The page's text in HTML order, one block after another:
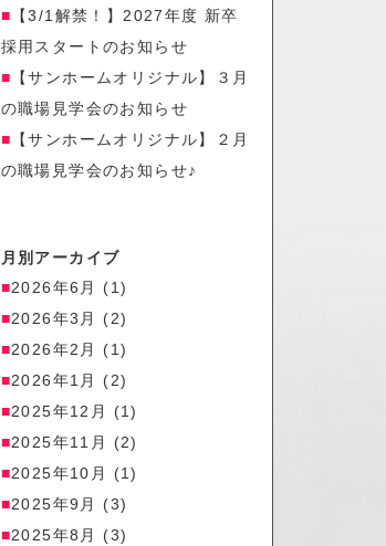
【3/1解禁！】2027年度 新卒
採用スタートのお知らせ
【サンホームオリジナル】３月
の職場見学会のお知らせ
【サンホームオリジナル】２月
の職場見学会のお知らせ♪
月別アーカイブ
2026年6月
(1)
2026年3月
(2)
2026年2月
(1)
2026年1月
(2)
2025年12月
(1)
2025年11月
(2)
2025年10月
(1)
2025年9月
(3)
2025年8月
(3)